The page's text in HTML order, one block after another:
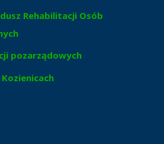
Rehabilitacji Osób
pozarządowych